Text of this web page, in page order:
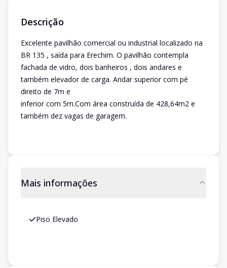
Descrição
Excelente pavilhão comercial ou industrial localizado na
BR 135 , saída para Erechim. O pavilhão contempla
fachada de vidro, dois banheiros , dois andares e
também elevador de carga. Andar superior com pé
direito de 7m e
inferior com 5m.Com área construída de 428,64m2 e
também dez vagas de garagem.
Mais informações
Piso Elevado